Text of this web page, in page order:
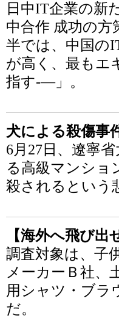
日中IT企業の新
中合作 成功の
半では、中国の
が高く、最もエ
指す-―」。
犬による殺傷事
6月27日、遼寧
る高級マンショ
殺されるという
【海外へ飛び
調査対象は、子
メーカーＢ社、
用シャツ・ブラ
だ。